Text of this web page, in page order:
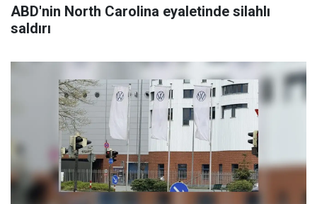
ABD'nin North Carolina eyaletinde silahlı
saldırı